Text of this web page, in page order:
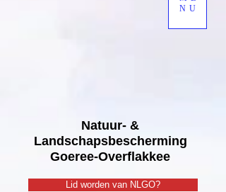
Natuur- &
Landschapsbescherming
Goeree-Overflakkee
NU
Lid worden van NLGO?